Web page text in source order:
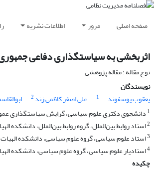
صفحه اصلی مرور اطلاعات نشریه
اثربخشی به سیاستگذاری دفاعی
نوع مقاله : مقاله پژوهشی
نویسندگان
یعقوب یوسفوند
1 علی اصغر کاظمی زند 2
1 دانشجوی دکتری علوم سیاسی، گرایش سیاستگذاری
2استاد روابط بین‌الملل، گروه روابط بین‌الملل، دانشکده
3استاد علوم سیاسی، گروه علوم سیاسی، دانشکده
4استادیار علوم سیاسی، گروه علوم سیاسی، دانشکده
چکیده